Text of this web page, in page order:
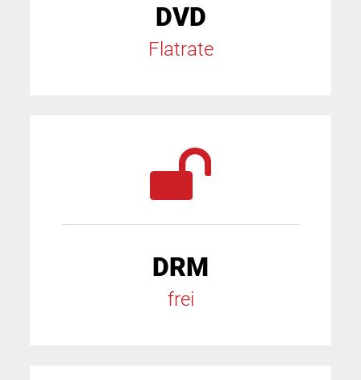
DVD
Flatrate
DRM
frei